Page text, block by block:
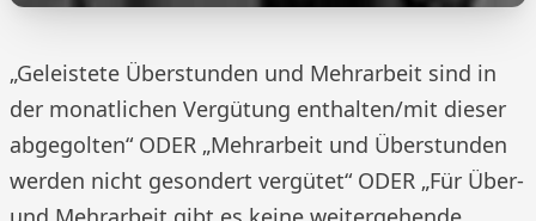
„Geleistete Überstunden und Mehrarbeit sind in
der monatlichen Vergütung enthalten/mit dieser
abgegolten“ ODER „Mehrarbeit und Überstunden
werden nicht gesondert vergütet“ ODER „Für Über-